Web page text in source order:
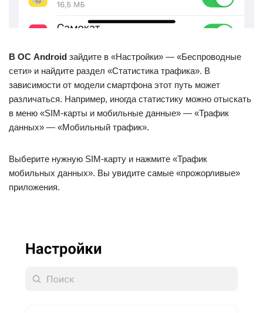
В ОС Android зайдите в «Настройки» — «Беспроводные
сети» и найдите раздел «Статистика трафика». В
зависимости от модели смартфона этот путь может
различаться. Например, иногда статистику можно отыскать
в меню «SIM-карты и мобильные данные» — «Трафик
данных» — «Мобильный трафик».
Выберите нужную SIM-карту и нажмите «Трафик
мобильных данных». Вы увидите самые «прожорливые»
приложения.